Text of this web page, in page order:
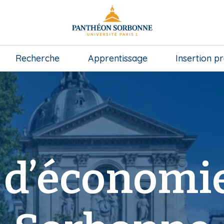
Recherche Apprentissage Insertion